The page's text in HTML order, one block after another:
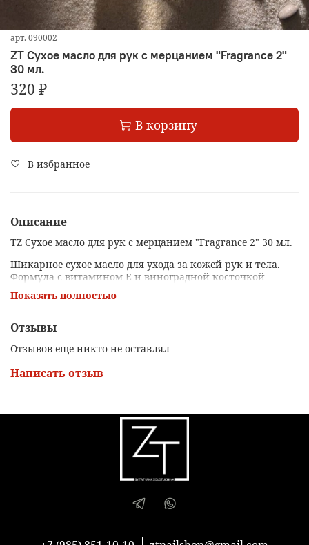
арт. 090002
ZT Сухое масло для рук с мерцанием "Fragrance 2"
30 мл.
320 ₽
В корзину
В избранное
Описание
TZ Сухое масло для рук с мерцанием "Fragrance 2" 30 мл.
Шикарное сухое масло для ухода за кожей рук и тела.
Формула с витамином Е и виноградной косточкой
Масло глубоко увлажняет, питает и придаёт коже
Преимущества:
Лёгкая текстура без чувства липкости и жира
Интенсивное увлажнение и питание
витаминов
Удобный формат 30 мл — всегда под рукой
ежедневного ухода за руками и телом
смягчения кожи после маникюра и педикюра
Показать полностью
Отзывы
Отзывов еще никто не оставлял
Написать отзыв